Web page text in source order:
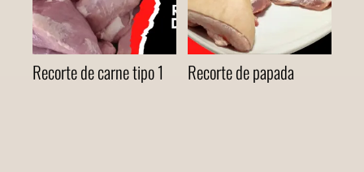
Recorte de carne tipo 1 Recorte de papada